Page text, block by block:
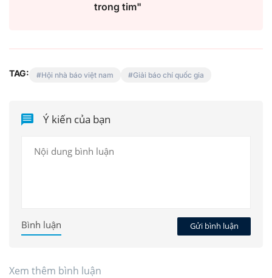
trong tim"
TAG: Hội nhà báo việt nam Giải báo chí quốc gia
Ý kiến của bạn
Gửi bình luận
Bình luận
Xem thêm bình luận